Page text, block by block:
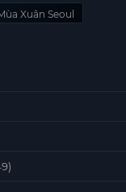
Xuân Seoul